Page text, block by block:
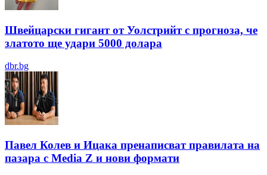
Швейцарски гигант от Уолстрийт с прогноза, че
златото ще удари 5000 долара
dbr.bg
Павел Колев и Ицака пренаписват правилата на
пазара с Media Z и нови формати